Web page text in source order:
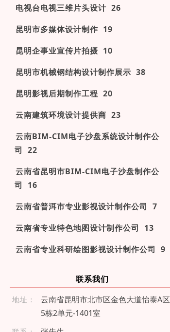
电视台电视三维片头设计 26
昆明市多媒体设计制作 19
昆明企事业宣传片拍摄 10
昆明市机械钢结构设计制作展示 38
昆明影视后期制作工程 20
云南建筑环境设计提供商 23
云南BIM-CIM电子沙盘系统设计制作公
司 22
云南省昆明市BIM-CIM电子沙盘制作公
司 16
云南省普洱市专业影视设计制作公司 7
云南省专业特色地图设计制作公司 13
云南省专业科研绘图影视设计制作公司 9
联系我们
地址：
云南省昆明市北市区金色大道怡泰A区
5栋2单元-1401室